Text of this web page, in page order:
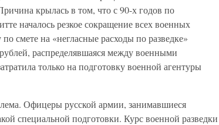
крылась в том, что с 90-х годов по
началось резкое сокращение всех военных
смете на «негласные расходы по разведке»
распределявшаяся между военными
только на подготовку военной агентуры
Офицеры русской армии, занимавшиеся
специальной подготовки. Курс военной разведки